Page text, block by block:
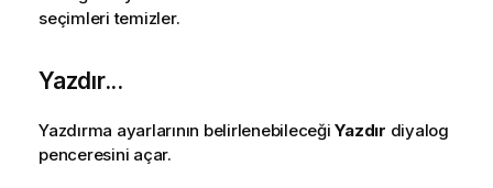
seçimleri temizler.
Yazdır...
Yazdırma ayarlarının belirlenebileceğiYazdır diyalog
penceresini açar.